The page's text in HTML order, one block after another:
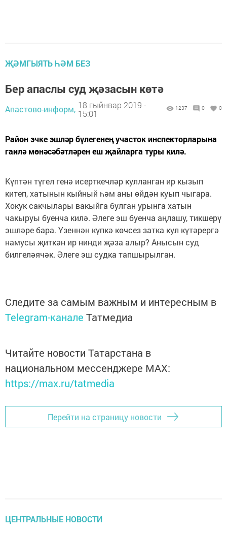
ҖӘМГЫЯТЬ ҺӘМ БЕЗ
Бер апаслы суд җәзасын көтә
Апастово-информ, 18 гыйнвар 2019 -
15:01
1237 0 0
Район эчке эшләр бүлегенең участок инспекторларына
гаилә мөнәсәбәтләрен еш җайларга туры килә.
Күптән түгел генә исерткечләр кулланган ир кызып
китеп, хатынын кыйный һәм аны өйдән куып чыгара.
Хокук сакчылары вакыйга булган урынга хатын
чакыруы буенча килә. Әлеге эш буенча аңлашу, тикшерү
эшләре бара. Үзеннән күпкә көчсез затка кул күтәрергә
намусы җиткән ир нинди җәза алыр? Анысын суд
билгеләячәк. Әлеге эш судка тапшырылган.
Следите за самым важным и интересным в
Telegram-канале Татмедиа
Читайте новости Татарстана в
национальном мессенджере MАХ:
https://max.ru/tatmedia
Перейти на страницу новости
ЦЕНТРАЛЬНЫЕ НОВОСТИ